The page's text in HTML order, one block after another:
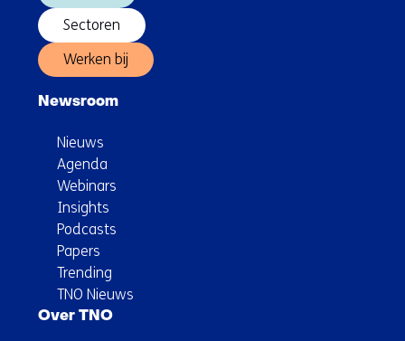
Sectoren
Werken bij
Newsroom
Nieuws
Agenda
Webinars
Insights
Podcasts
Papers
Trending
TNO Nieuws
Over TNO